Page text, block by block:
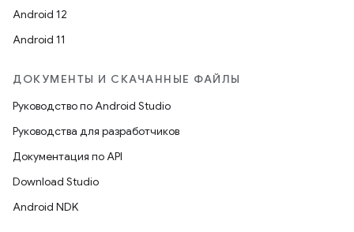
Android 12
Android 11
ДОКУМЕНТЫ И СКАЧАННЫЕ ФАЙЛЫ
Руководство по Android Studio
Руководства для разработчиков
Документация по API
Download Studio
Android NDK